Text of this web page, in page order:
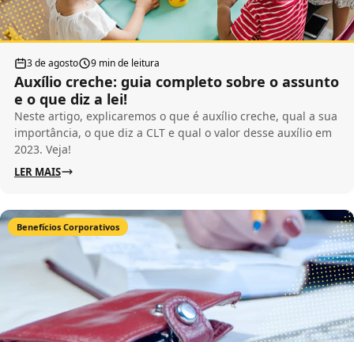
3 de agosto 9 min de leitura
Auxílio creche: guia completo sobre o assunto
e o que diz a lei!
Neste artigo, explicaremos o que é auxílio creche, qual a sua
importância, o que diz a CLT e qual o valor desse auxílio em
2023. Veja!
LER MAIS
Benefícios Corporativos